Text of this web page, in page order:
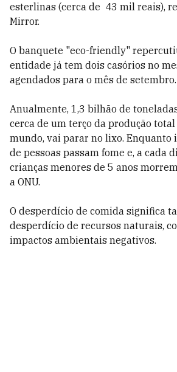
esterlinas (cerca de 43 mil reais),
Mirror.
O banquete "eco-friendly"
entidade já tem dois casórios no
agendados para o mês de setembro.
Anualmente, 1,3 bilhão de
cerca de um terço da produção
mundo, vai parar no lixo. Enquanto
de pessoas passam fome e, a cada
crianças menores de 5 anos
a ONU.
O desperdício de comida significa
desperdício de recursos naturais,
impactos ambientais negativos.